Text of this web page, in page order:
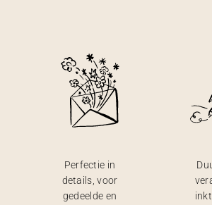
Perfectie in
details, voor
gedeelde en